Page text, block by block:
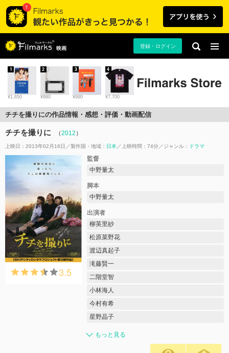
映画 登録・ログイン
¥1,650
1
¥990
2
¥990
3
¥7,700
4
チチを撮りにの作品情報・感想・評価・動画配信
チチを撮りに （2012 ）
上映日：2013年02月16日 製作国・地域： 日本 上映時間：74分 ジャンル： ドラマ
3.5
監督
中野量太
脚本
中野量太
出演者
柳英里紗
松原菜野花
渡辺真起子
滝藤賢一
二階堂智
小林海人
今村有希
星野晶子
もっと見る